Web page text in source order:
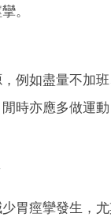
。
例如盡量不加
時亦應多做運
胃痙攣發生，